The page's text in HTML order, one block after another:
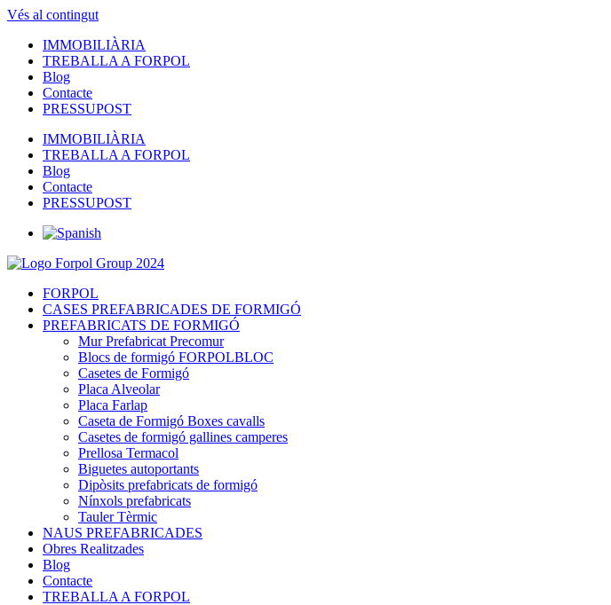
Vés al contingut
IMMOBILIÀRIA
TREBALLA A FORPOL
Blog
Contacte
PRESSUPOST
IMMOBILIÀRIA
TREBALLA A FORPOL
Blog
Contacte
PRESSUPOST
FORPOL
CASES PREFABRICADES DE FORMIGÓ
PREFABRICATS DE FORMIGÓ
Mur Prefabricat Precomur
Blocs de formigó FORPOLBLOC
Casetes de Formigó
Placa Alveolar
Placa Farlap
Caseta de Formigó Boxes cavalls
Casetes de formigó gallines camperes
Prellosa Termacol
Biguetes autoportants
Dipòsits prefabricats de formigó
Nínxols prefabricats
Tauler Tèrmic
NAUS PREFABRICADES
Obres Realitzades
Blog
Contacte
TREBALLA A FORPOL